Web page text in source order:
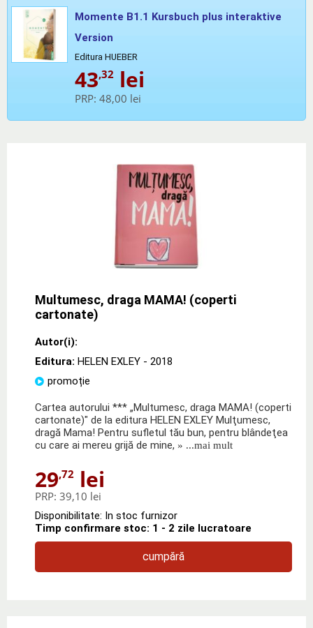
Momente B1.1 Kursbuch plus interaktive
Version
Editura HUEBER
43,32 lei
PRP: 48,00 lei
Multumesc, draga MAMA! (coperti
cartonate)
Autor(i):
Editura: HELEN EXLEY - 2018
promoție
Cartea autorului *** „Multumesc, draga MAMA! (coperti
cartonate)" de la editura HELEN EXLEY Mulţumesc,
dragă Mama! Pentru sufletul tău bun, pentru blândeţea
cu care ai mereu grijă de mine, » ...mai mult
29,72 lei
PRP: 39,10 lei
Disponibilitate: In stoc furnizor
Timp confirmare stoc: 1 - 2 zile lucratoare
cumpără